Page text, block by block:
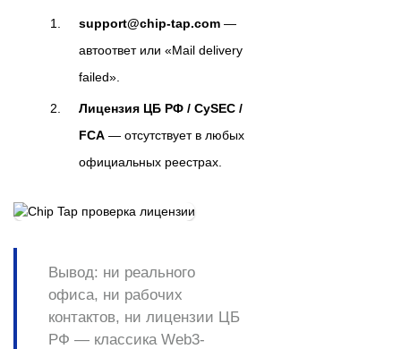
support@chip-tap.com —
автоответ или «Mail delivery
failed».
Лицензия ЦБ РФ / CySEC /
FCA — отсутствует в любых
официальных реестрах.
Вывод: ни реального
офиса, ни рабочих
контактов, ни лицензии ЦБ
РФ — классика Web3-